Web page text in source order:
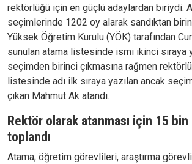
rektörlüğü için en güçlü adaylardan biriydi.
seçimlerinde 1202 oy alarak sandıktan
Yüksek Öğretim Kurulu (YÖK) tarafından
sunulan atama listesinde ismi ikinci sıraya
seçimden birinci çıkmasına rağmen
listesinde adı ilk sıraya yazılan ancak
çıkan Mahmut Ak atandı.
Rektör olarak atanması için 15 bin
toplandı
Atama; öğretim görevlileri, araştırma